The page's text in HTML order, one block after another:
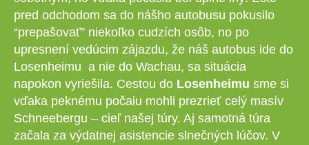
pred odchodom sa do nášho autobusu pokusilo
“prepašovať” niekoľko cudzích osôb, no po
upresnení vedúcim zájazdu, že náš autobus ide do
Losenheimu a nie do Wachau, sa situácia
napokon vyriešila. Cestou do Losenheimu sme si
vďaka peknému počaiu mohli prezrieť celý masív
Schneebergu – cieľ našej túry. Aj samotná túra
začala za výdatnej asistencie slnečných lúčov. V